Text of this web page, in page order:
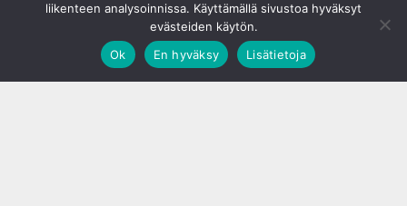
liikenteen analysoinnissa. Käyttämällä sivustoa hyväksyt
evästeiden käytön.
Ok
En hyväksy Lisätietoja